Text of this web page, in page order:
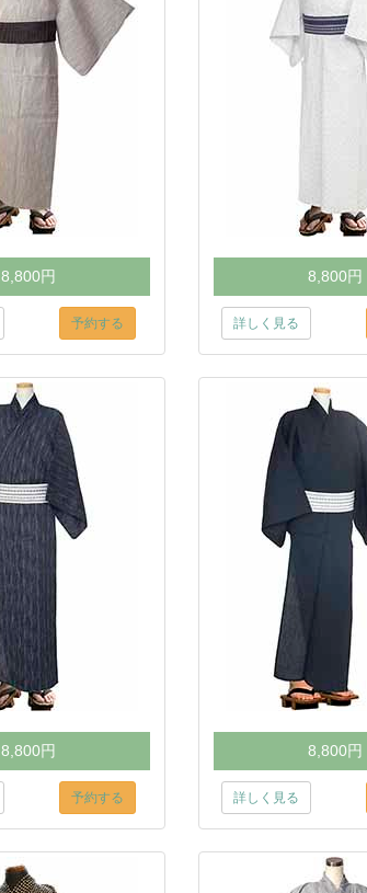
8,800円
予約する
8,800円
詳しく見る
8,800円
予約する
8,800円
詳しく見る